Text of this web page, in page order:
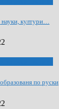
култури…
по руски